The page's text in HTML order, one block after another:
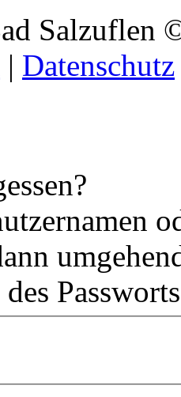
Salzuflen
| Datenschutz